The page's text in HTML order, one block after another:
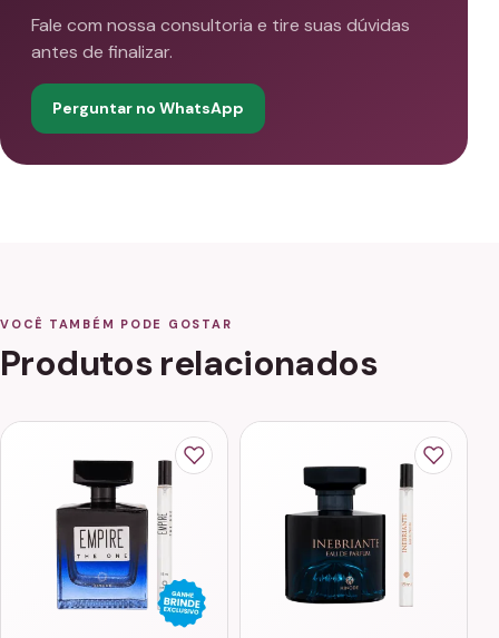
Fale com nossa consultoria e tire suas dúvidas
antes de finalizar.
Perguntar no WhatsApp
VOCÊ TAMBÉM PODE GOSTAR
Produtos relacionados